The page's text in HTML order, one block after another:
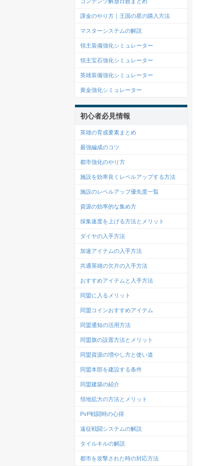
課金のやり方｜王国の星の購入方法
マスターシステムの解説
領主装備強化シミュレーター
領主宝石強化シミュレーター
英雄装備強化シミュレーター
黄金強化シミュレーター
初心者必見情報
英雄の育成要素まとめ
最強編成のコツ
都市強化のやり方
施設を効率良くレベルアップする方法
施設のレベルアップ優先度一覧
資源の効率的な集め方
採集速度を上げる方法とメリット
ダイヤの入手方法
加速アイテムの入手方法
共通英雄の欠片の入手方法
おすすめアイテムと入手方法
同盟に入るメリット
同盟コインおすすめアイテム
同盟通知の活用方法
同盟旗の設置方法とメリット
同盟資源の増やし方と使い道
同盟本部を建設する条件
同盟建築の紹介
領地拡大の方法とメリット
PvP戦闘時の心得
遠征戦闘システムの解説
タイルキルの解説
都市を攻撃された時の対応方法